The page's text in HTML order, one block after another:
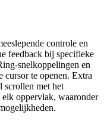
controle en
feedback bij specifieke
snelkoppelingen en
te openen. Extra
scrollen met het
oppervlak, waaronder